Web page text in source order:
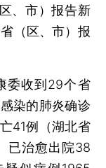
、市）报告新
（区、市）报
收到29个省
染的肺炎确诊
41例（湖北省
已治愈出院38